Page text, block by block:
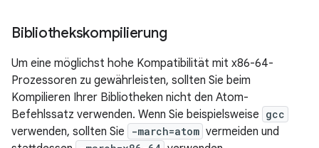
Bibliothekskompilierung
Um eine möglichst hohe Kompatibilität mit x86-64-
Prozessoren zu gewährleisten, sollten Sie beim
Kompilieren Ihrer Bibliotheken nicht den Atom-
Befehlssatz verwenden. Wenn Sie beispielsweise gcc
verwenden, sollten Sie -march=atom vermeiden und